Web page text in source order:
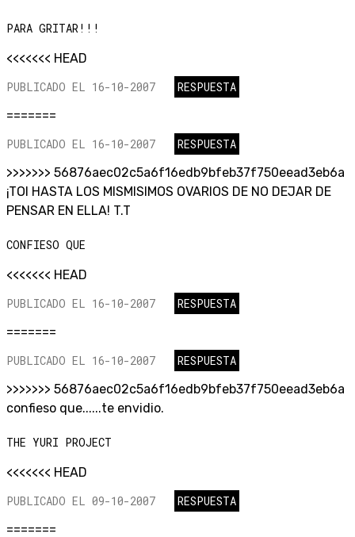
PARA GRITAR!!!
<<<<<<< HEAD
PUBLICADO EL 16-10-2007
RESPUESTA
=======
PUBLICADO EL 16-10-2007
RESPUESTA
>>>>>>> 56876aec02c5a6f16edb9bfeb37f750eead3eb6a
¡TOI HASTA LOS MISMISIMOS OVARIOS DE NO DEJAR DE
PENSAR EN ELLA! T.T
CONFIESO QUE
<<<<<<< HEAD
PUBLICADO EL 16-10-2007
RESPUESTA
=======
PUBLICADO EL 16-10-2007
RESPUESTA
>>>>>>> 56876aec02c5a6f16edb9bfeb37f750eead3eb6a
confieso que......te envidio.
THE YURI PROJECT
<<<<<<< HEAD
PUBLICADO EL 09-10-2007
RESPUESTA
=======